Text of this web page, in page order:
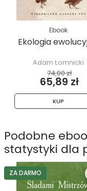
Ebook
Ekologia
Adam Łomnicki
74,00 zł
65,89 zł
KUP
Podobne
statystyki dla
ZA DARMO